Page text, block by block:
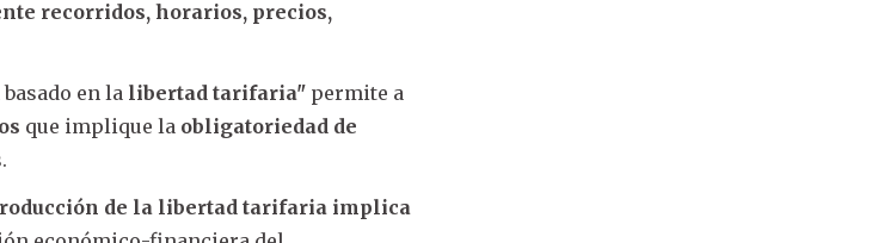
recorridos, horarios, precios,
en la libertad tarifaria" permite a
que implique la obligatoriedad de
de la libertad tarifaria implica